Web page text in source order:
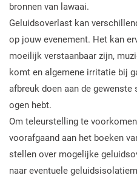
bronnen van lawaai.
Geluidsoverlast kan
op jouw evenement. Het kan
moeilijk verstaanbaar zijn,
komt en algemene irritatie bij
afbreuk doen aan de
ogen hebt.
Om teleurstelling te
voorafgaand aan het boeken
stellen over mogelijke
naar eventuele